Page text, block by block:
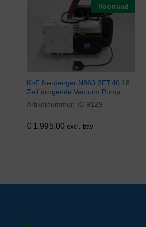
Voorraad
KnF Neuberger N860.3FT.40.18
Zelf drogende Vacuum Pomp
Artikelnummer: IC 9129
€ 1.995,00 excl. btw